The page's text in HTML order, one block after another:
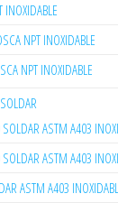
NPT INOXIDABLE
NPT INOXIDABLE
ASTM A403
ASTM A403
ASTM A403